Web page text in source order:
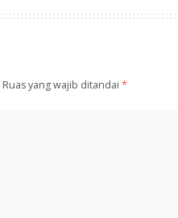
Ruas yang wajib ditandai *